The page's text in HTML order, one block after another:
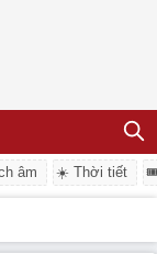
âm ☀️ Thời tiết